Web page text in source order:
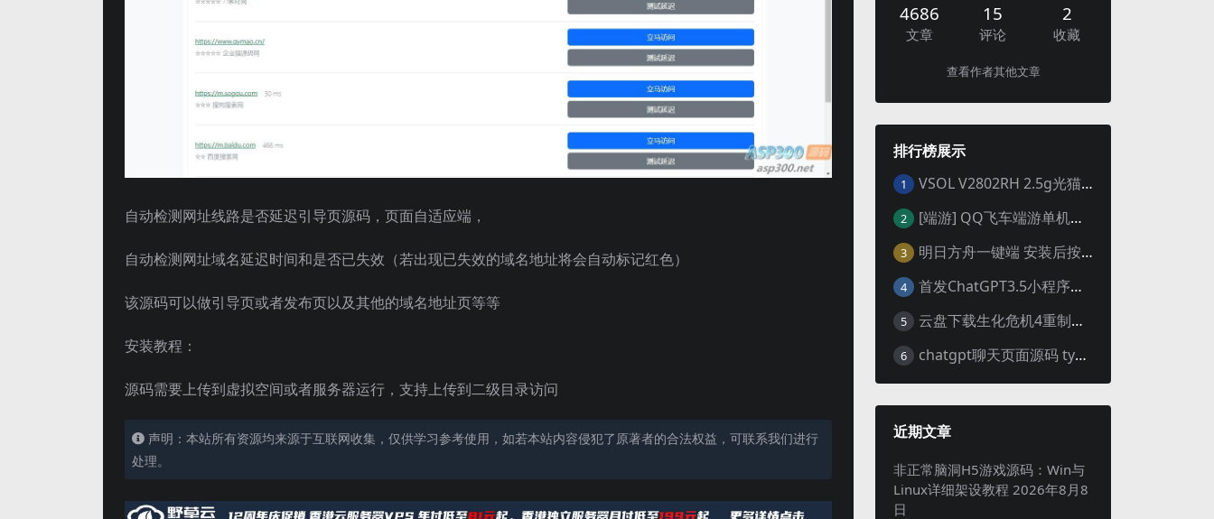
自动检测网址线路是否延迟引导页源码，页面自适应端，
自动检测网址域名延迟时间和是否已失效（若出现已失效的域名地址将会自动标记红色）
该源码可以做引导页或者发布页以及其他的域名地址页等等
安装教程：
源码需要上传到虚拟空间或者服务器运行，支持上传到二级目录访问
声明：本站所有资源均来源于互联网收集，仅供学习参考使用，如若本站内容侵犯了原著者的合法权益，可联系我们进行
处理。
4686
文章
15
评论
2
收藏
查看作者其他文章
排行榜展示
1 VSOL V2802RH 2.5g光猫 设置使用教程及设置SN教程-附带稳定固件使用手册等
2 [端游] QQ飞车端游单机版，各种车套装都有，免虚拟机
3 明日方舟一键端 安装后按说明启动即可
4 首发ChatGPT3.5小程序开源vue
5 云盘下载生化危机4重制版女皇豪华版分流+女皇学习补丁+修改器 解压即玩【阿里云盘】
6 chatgpt聊天页面源码 typecho博客程序joe主题
近期文章
非正常脑洞H5游戏源码：Win与
Linux详细架设教程 2026年8月8
日